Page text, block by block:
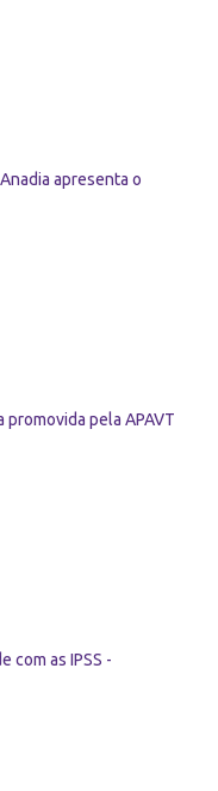
apresenta o
pela APAVT
com as IPSS -